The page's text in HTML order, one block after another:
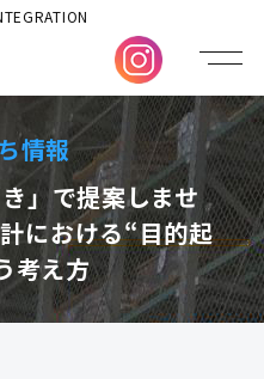
情報
」で提案しませ
における“目的起
考え方